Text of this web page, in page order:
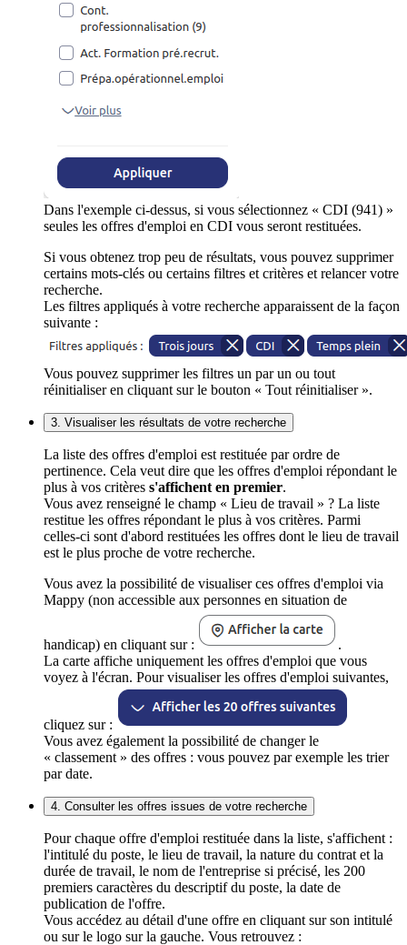
Dans l'exemple ci-dessus, si vous sélectionnez « CDI (941) »
seules les offres d'emploi en CDI vous seront restituées.
Si vous obtenez trop peu de résultats, vous pouvez supprimer
certains mots-clés ou certains filtres et critères et relancer votre
recherche.
Les filtres appliqués à votre recherche apparaissent de la façon
suivante :
Vous pouvez supprimer les filtres un par un ou tout
réinitialiser en cliquant sur le bouton « Tout réinitialiser ».
3. Visualiser les résultats de votre recherche
La liste des offres d'emploi est restituée par ordre de
pertinence. Cela veut dire que les offres d'emploi répondant le
plus à vos critères s'affichent en premier.
Vous avez renseigné le champ « Lieu de travail » ? La liste
restitue les offres répondant le plus à vos critères. Parmi
celles-ci sont d'abord restituées les offres dont le lieu de travail
est le plus proche de votre recherche.
Vous avez la possibilité de visualiser ces offres d'emploi via
Mappy (non accessible aux personnes en situation de
handicap) en cliquant sur :
.
La carte affiche uniquement les offres d'emploi que vous
voyez à l'écran. Pour visualiser les offres d'emploi suivantes,
cliquez sur :
Vous avez également la possibilité de changer le
« classement » des offres : vous pouvez par exemple les trier
par date.
4. Consulter les offres issues de votre recherche
Pour chaque offre d'emploi restituée dans la liste, s'affichent :
l'intitulé du poste, le lieu de travail, la nature du contrat et la
durée de travail, le nom de l'entreprise si précisé, les 200
premiers caractères du descriptif du poste, la date de
publication de l'offre.
Vous accédez au détail d'une offre en cliquant sur son intitulé
ou sur le logo sur la gauche. Vous retrouvez :